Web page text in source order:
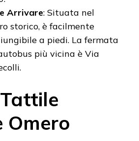
Arrivare: Situata nel
storico, è facilmente
a piedi. La fermata
più vicina è Via